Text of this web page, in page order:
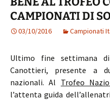
CAMPIONATI DI
03/10/2016 Campionati
Ultimo fine settimana
Canottieri, presente a
nazionali. Al Trofeo
l’attenta guida